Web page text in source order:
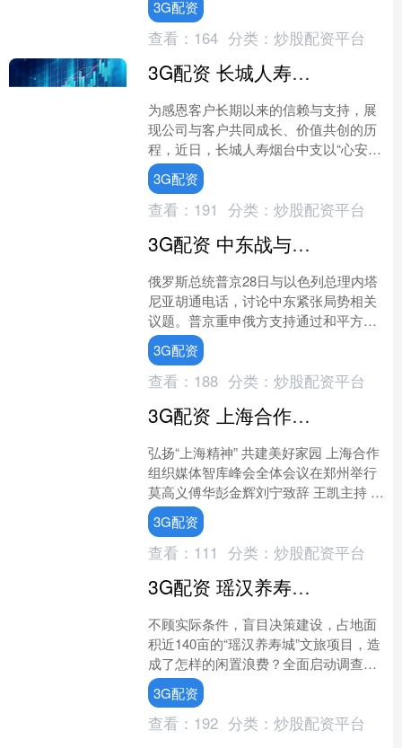
山洪冲毁沿途多栋楼....
3G配资
查看： 164 分类： 炒股配资平台
3G配资 长城人寿烟台中支携手社区开展“以家之名 守护情感心安”客服节系列活动
为感恩客户长期以来的信赖与支持，展
现公司与客户共同成长、价值共创的历
程，近日，长城人寿烟台中支以“心安为
家 同梦同行”为主题，深入芝罘区幸福
街道多个社区，成功举....
3G配资
查看： 191 分类： 炒股配资平台
3G配资 中东战与和微妙时刻，普京与内塔尼亚胡通了一次电话
俄罗斯总统普京28日与以色列总理内塔
尼亚胡通电话，讨论中东紧张局势相关
议题。普京重申俄方支持通过和平方式
解决中东地区的问题和冲突。 新华社报
道称，俄总统网站发布....
3G配资
查看： 188 分类： 炒股配资平台
3G配资 上海合作组织媒体智库峰会全体会议在郑州举行
弘扬“上海精神” 共建美好家园 上海合作
组织媒体智库峰会全体会议在郑州举行
莫高义傅华彭金辉刘宁致辞 王凯主持 在
国务院新闻办公室指导下，由新华社、
中国社科院和....
3G配资
查看： 111 分类： 炒股配资平台
3G配资 瑶汉养寿城“烂尾”问题如何整改？专家解读→
不顾实际条件，盲目决策建设，占地面
积近140亩的“瑶汉养寿城”文旅项目，造
成了怎样的闲置浪费？全面启动调查程
序，坚决彻底推进整改，尽快盘活资
产、产生效益，相关工....
3G配资
查看： 192 分类： 炒股配资平台